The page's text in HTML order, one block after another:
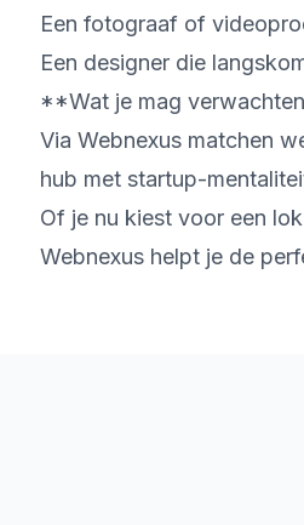
Een fotograaf of
Een designer die
**Wat je mag
Via Webnexus matchen
hub met startup-
Of je nu kiest voor een
Webnexus helpt je de